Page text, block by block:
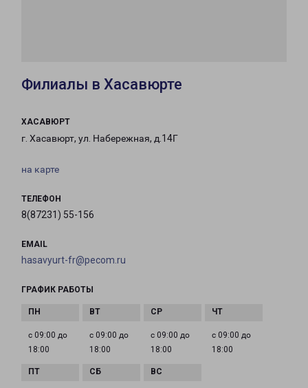
Филиалы в Хасавюрте
ХАСАВЮРТ
г. Хасавюрт, ул. Набережная, д.14Г
на карте
ТЕЛЕФОН
8(87231) 55-156
EMAIL
hasavyurt-fr@pecom.ru
ГРАФИК РАБОТЫ
с 09:00 до
18:00
с 09:00 до
18:00
с 09:00 до
18:00
с 09:00 до
18:00